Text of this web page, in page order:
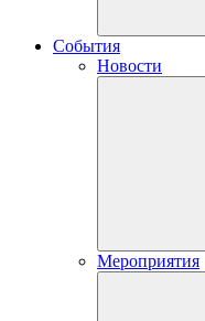
События
Новости
Мероприятия